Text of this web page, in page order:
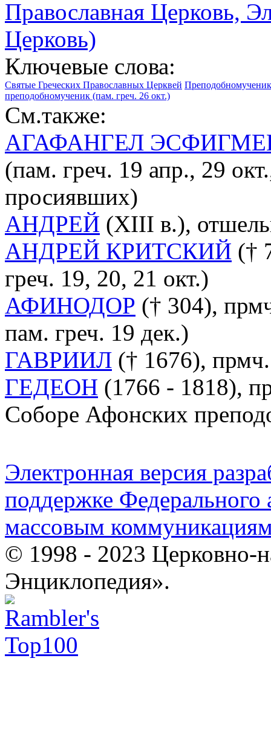
Православная Церковь,
Церковь)
Ключевые слова:
Святые Греческих Православных Церквей
преподобномученик (пам. греч. 26 окт.)
См.также:
АГАФАНГЕЛ
(пам. греч. 19 апр., 29
просиявших)
АНДРЕЙ (XIII в.),
АНДРЕЙ КРИТСКИЙ (†
греч. 19, 20, 21 окт.)
АФИНОДОР († 304),
пам. греч. 19 дек.)
ГАВРИИЛ († 1676),
ГЕДЕОН (1766 - 1818),
Соборе Афонских
Электронная версия
поддержке Федерального
массовым
© 1998 - 2023 Церковно-
Энциклопедия».